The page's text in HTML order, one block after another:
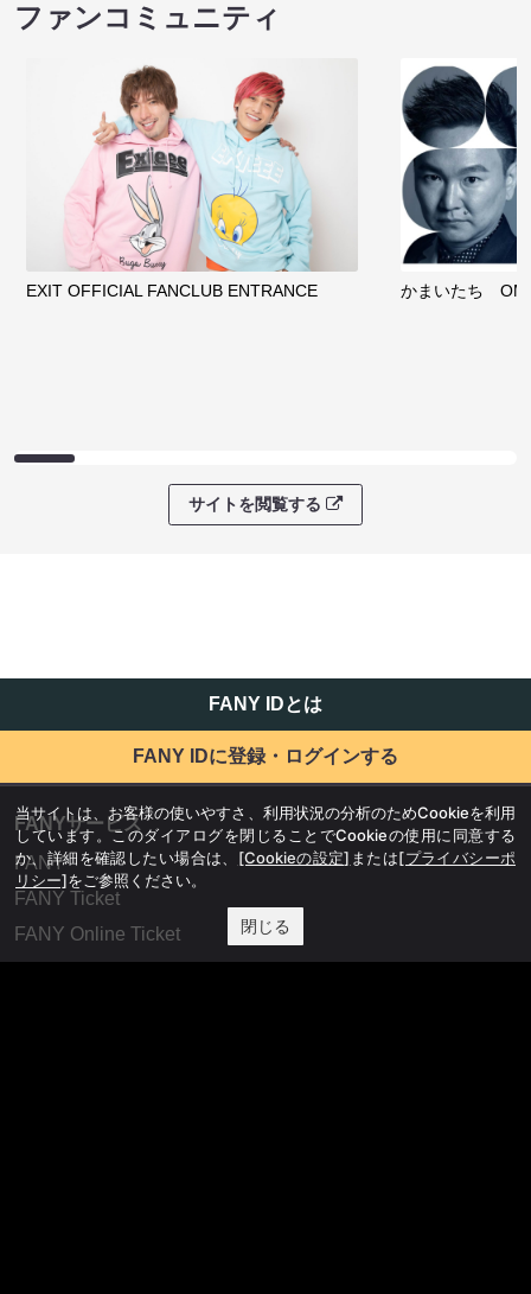
ファンコミュニティ
EXIT OFFICIAL FANCLUB ENTRANCE かまいたち
サイトを閲覧する
FANY IDとは
FANY IDに登録・ログインする
FANYサービス
FANY
FANY Ticket
FANY Online Ticket
当サイトは、お客様の使いやすさ、利用状況の分析のためCookieを利用
しています。このダイアログを閉じることでCookieの使用に同意する
か、詳細を確認したい場合は、 [Cookieの設定] または[プライバシーポ
リシー]をご参照ください。
閉じる